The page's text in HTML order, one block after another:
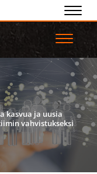
kasvua ja uusia
vahvistukseksi